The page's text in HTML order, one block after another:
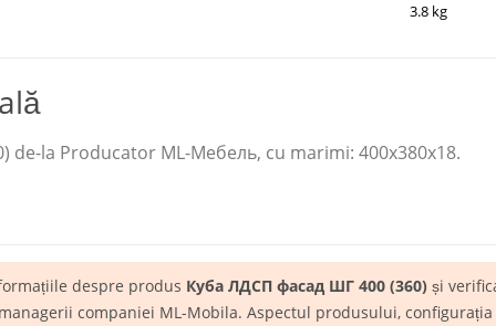
3.8 kg
de-la Producator ML-Мебель​, cu marimi: 400x380x18.
despre produs Куба ЛДСП фасад ШГ 400 (360) și
companiei ML-Mobila. Aspectul produsului,